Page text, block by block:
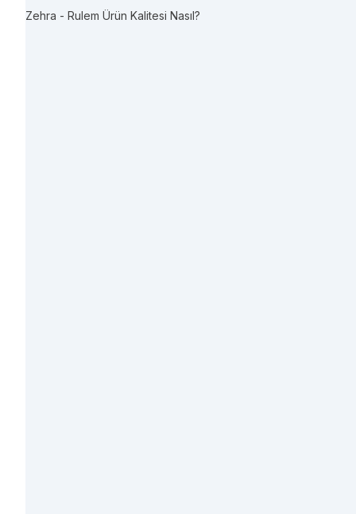
Zehra - Rulem Ürün Kalitesi Nasıl?